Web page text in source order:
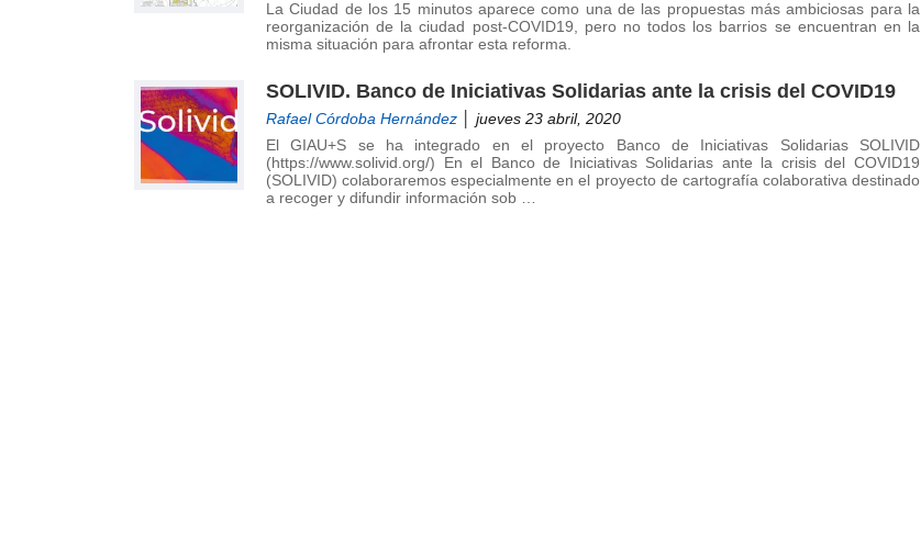
La Ciudad de los 15 minutos aparece como una de las propuestas más ambiciosas para la
reorganización de la ciudad post-COVID19, pero no todos los barrios se encuentran en la
misma situación para afrontar esta reforma.
SOLIVID. Banco de Iniciativas Solidarias ante la crisis del COVID19
Rafael Córdoba Hernández │ jueves 23 abril, 2020
El GIAU+S se ha integrado en el proyecto Banco de Iniciativas Solidarias SOLIVID
(https://www.solivid.org/) En el Banco de Iniciativas Solidarias ante la crisis del COVID19
(SOLIVID) colaboraremos especialmente en el proyecto de cartografía colaborativa destinado
a recoger y difundir información sob …